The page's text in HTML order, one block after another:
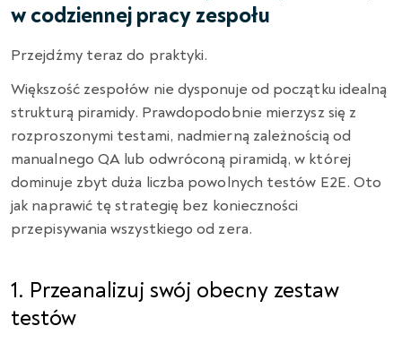
w codziennej pracy zespołu
Przejdźmy teraz do praktyki.
Większość zespołów nie dysponuje od początku idealną
strukturą piramidy. Prawdopodobnie mierzysz się z
rozproszonymi testami, nadmierną zależnością od
manualnego QA lub odwróconą piramidą, w której
dominuje zbyt duża liczba powolnych testów E2E. Oto
jak naprawić tę strategię bez konieczności
przepisywania wszystkiego od zera.
1. Przeanalizuj swój obecny zestaw
testów